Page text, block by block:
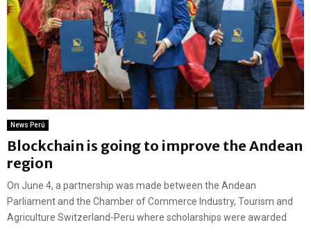
News Perú
Blockchain is going to improve the Andean
region
On June 4, a partnership was made between the Andean
Parliament and the Chamber of Commerce Industry, Tourism and
Agriculture Switzerland-Peru where scholarships were awarded